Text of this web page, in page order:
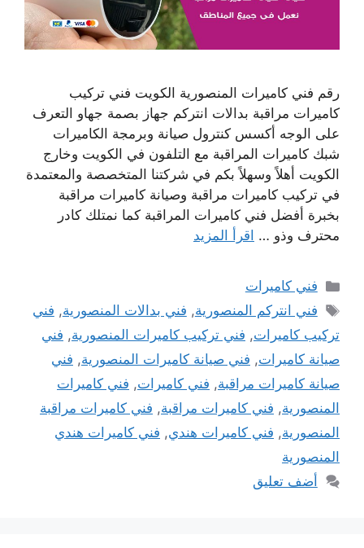
رقم فني كاميرات المنصورية الكويت فني تركيب
كاميرات مراقبة بدالات انتركم جهاز بصمة جهاو التعرف
على الوجه أكسس كنترول صيانة وبرمجة الكاميرات
شبك كاميرات المراقبة مع التلفون في الكويت وخارج
الكويت أهلاً وسهلاً بكم في شركتنا المتخصصة والمعتمدة
في تركيب كاميرات مراقبة وصيانة كاميرات مراقبة
بخبرة أفضل فني كاميرات المراقبة كما نمتلك كادر
محترف وذو … اقرأ المزيد
التصنيفات
فني كاميرات
الوسوم
فني انتركم المنصورية, فني بدالات المنصورية, فني
تركيب كاميرات, فني تركيب كاميرات المنصورية, فني
صيانة كاميرات, فني صيانة كاميرات المنصورية, فني
صيانة كاميرات مراقبة, فني كاميرات, فني كاميرات
المنصورية, فني كاميرات مراقبة, فني كاميرات مراقبة
المنصورية, فني كاميرات هندي, فني كاميرات هندي
المنصورية
أضف تعليق